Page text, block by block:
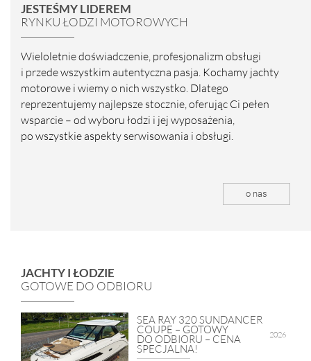
JESTEŚMY LIDEREM
RYNKU ŁODZI MOTOROWYCH
Wieloletnie doświadczenie, profesjonalizm obsługi
i przede wszystkim autentyczna pasja. Kochamy jachty
motorowe i wiemy o nich wszystko. Dlatego
reprezentujemy najlepsze stocznie, oferując Ci pełen
wsparcie – od wyboru łodzi i jej wyposażenia,
po wszystkie aspekty serwisowania i obsługi.
o nas
JACHTY I ŁODZIE
GOTOWE DO ODBIORU
SEA RAY 320 SUNDANCER
COUPE – GOTOWY
DO ODBIORU – CENA
SPECJALNA!
2026